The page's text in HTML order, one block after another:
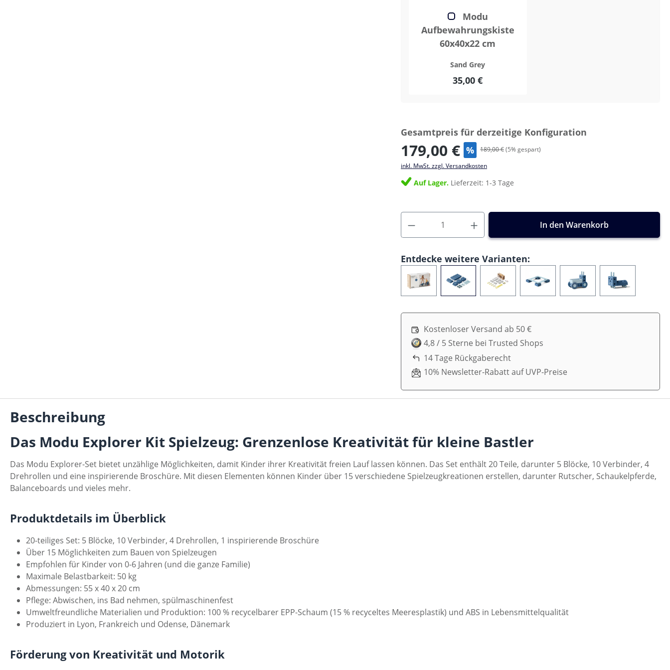
Modu
Aufbewahrungskiste
60x40x22 cm
Sand Grey
35,00 €
Gesamtpreis für derzeitige Konfiguration
179,00 € % 189,00 €(5% gespart)
inkl. MwSt. zzgl. Versandkosten
Auf Lager. Lieferzeit: 1-3 Tage
In den Warenkorb
Entdecke weitere Varianten:
Kostenloser Versand ab 50 €
4,8 / 5 Sterne bei Trusted Shops
14 Tage Rückgaberecht
10% Newsletter-Rabatt auf UVP-Preise
Beschreibung
Das Modu Explorer Kit Spielzeug: Grenzenlose Kreativität für kleine Bastler
Das Modu Explorer-Set bietet unzählige Möglichkeiten, damit Kinder ihrer Kreativität freien Lauf lassen können. Das Set enthält 20 Teile, darunter 5 Blöcke, 10 Verbinder, 4
Drehrollen und eine inspirierende Broschüre. Mit diesen Elementen können Kinder über 15 verschiedene Spielzeugkreationen erstellen, darunter Rutscher, Schaukelpferde,
Balanceboards und vieles mehr.
Produktdetails im Überblick
20-teiliges Set: 5 Blöcke, 10 Verbinder, 4 Drehrollen, 1 inspirierende Broschüre
Über 15 Möglichkeiten zum Bauen von Spielzeugen
Empfohlen für Kinder von 0-6 Jahren (und die ganze Familie)
Maximale Belastbarkeit: 50 kg
Abmessungen: 55 x 40 x 20 cm
Pflege: Abwischen, ins Bad nehmen, spülmaschinenfest
Umweltfreundliche Materialien und Produktion: 100 % recycelbarer EPP-Schaum (15 % recyceltes Meeresplastik) und ABS in Lebensmittelqualität
Produziert in Lyon, Frankreich und Odense, Dänemark
Förderung von Kreativität und Motorik